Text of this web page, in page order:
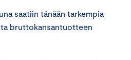
saatiin tänään tarkempia
bruttokansantuotteen